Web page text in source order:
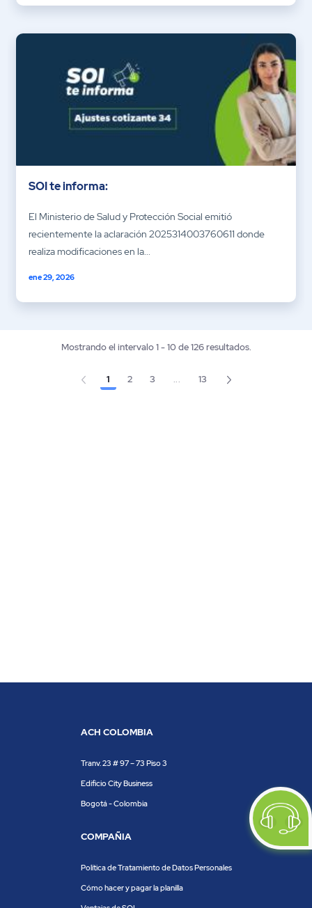
SOI te informa:
El Ministerio de Salud y Protección Social emitió
recientemente la aclaración 2025314003760611 donde
realiza modificaciones en la...
ene 29, 2026
Mostrando el intervalo 1 - 10 de 126 resultados.
Página
1 Página
2 Página
3 ...Páginas intermedias Use TAB
Página
13
ACH COLOMBIA
Tranv. 23 # 97 – 73 Piso 3
Edificio City Business
Bogotá - Colombia
COMPAÑIA
Política de Tratamiento de Datos Personales
Cómo hacer y pagar la planilla